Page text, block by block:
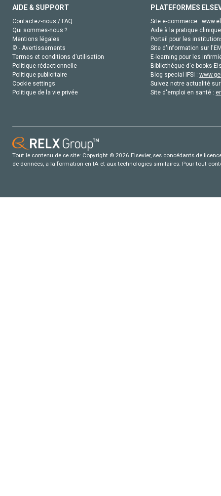
AIDE & SUPPORT
Contactez-nous / FAQ
Qui sommes-nous ?
Mentions légales
© - Avertissements
Termes et conditions d'utilisation
Politique rédactionnelle
Politique publicitaire
Cookie settings
Politique de la vie privée
PLATEFORMES
Site e-commerce :
Aide à la pratique
Portail pour les
Site d'information sur
E-learning pour les
Bibliothèque d'e-books
Blog special IFSI :
Suivez notre actualité
Site d'emploi en santé :
Tout le contenu de ce site: Copyright © 2026 Elsevier, ses concédants de
de données, a la formation en IA et aux technologies similaires. Pour tout